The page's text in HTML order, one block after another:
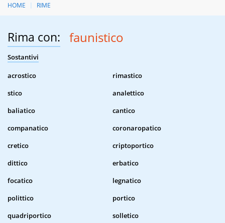
HOME RIME
Rima con: faunistico
Sostantivi
acrostico
rimastico
stico
analettico
baliatico
cantico
companatico
coronaropatico
cretico
criptoportico
dittico
erbatico
focatico
legnatico
polittico
portico
quadriportico
solletico